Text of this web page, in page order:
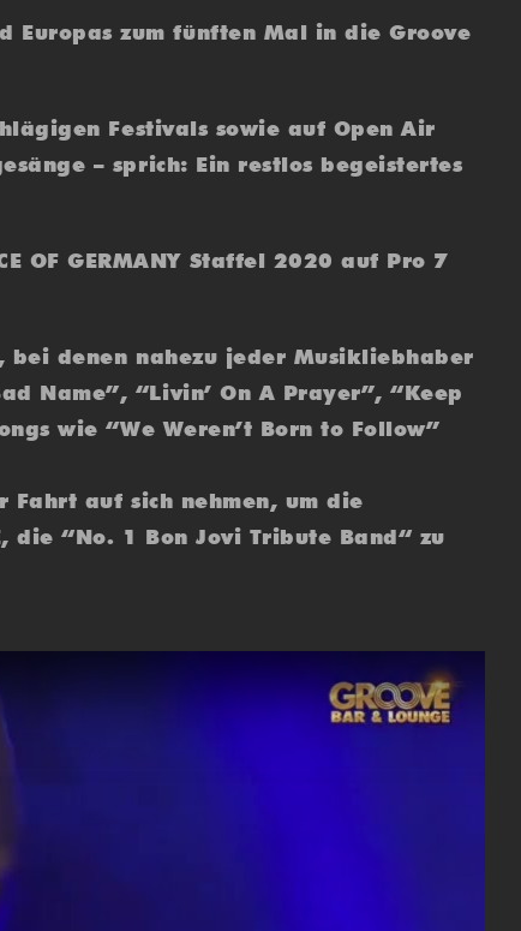
Europas zum fünften Mal in die Groove
Festivals sowie auf Open Air
– sprich: Ein restlos begeistertes
GERMANY Staffel 2020 auf Pro 7
bei denen nahezu jeder Musikliebhaber
Name”, “Livin’ On A Prayer”, “Keep
wie “We Weren’t Born to Follow”
Fahrt auf sich nehmen, um die
die “No. 1 Bon Jovi Tribute Band“ zu